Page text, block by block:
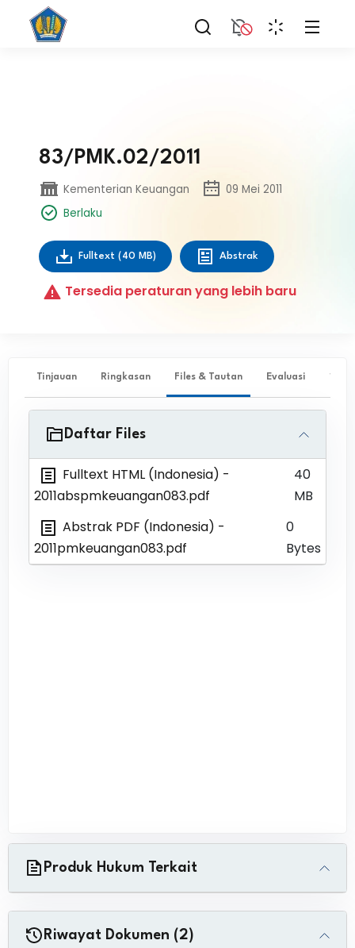
83/PMK.02/2011
Kementerian Keuangan
09 Mei 2011
Berlaku
Fulltext (40 MB) Abstrak
Tersedia peraturan yang lebih baru
Tinjauan Ringkasan Files & Tautan Evaluasi ✨
Daftar Files
Fulltext HTML (Indonesia) -
2011abspmkeuangan083.pdf
40
MB
Abstrak PDF (Indonesia) -
2011pmkeuangan083.pdf
0
Bytes
Produk Hukum Terkait
Riwayat Dokumen (2)